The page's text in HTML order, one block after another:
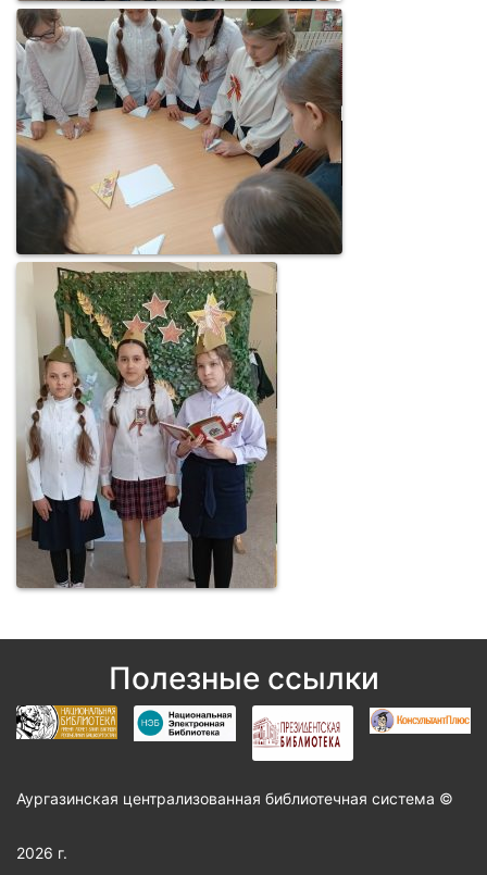
Полезные ссылки
Аургазинская централизованная библиотечная система ©
2026 г.